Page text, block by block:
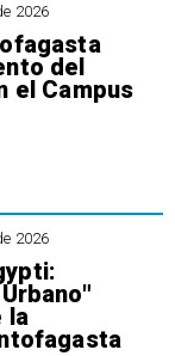
2026
del
el Campus
2026
la